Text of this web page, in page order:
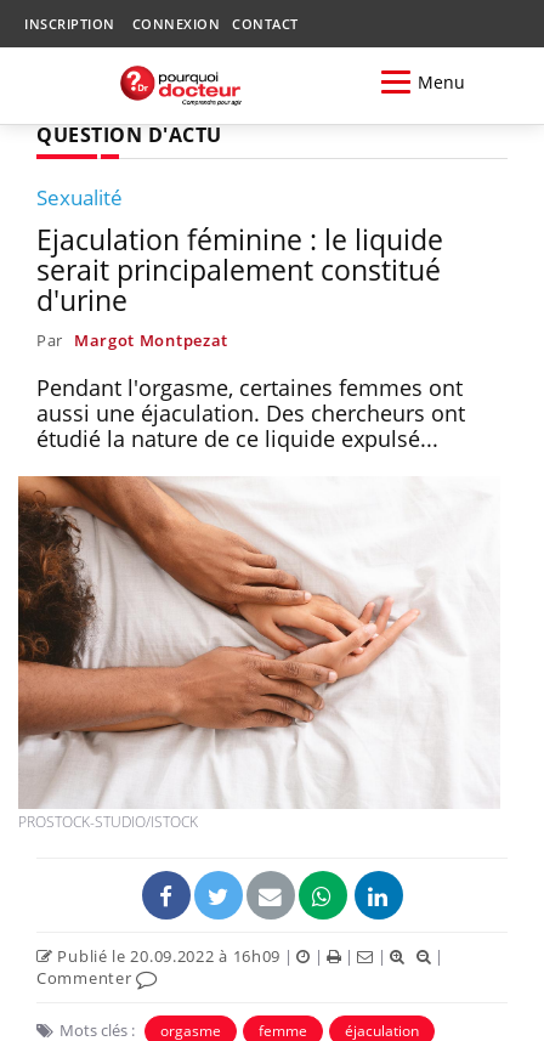
INSCRIPTION CONNEXION CONTACT
Menu
QUESTION D'ACTU
Sexualité
Ejaculation féminine : le liquide
serait principalement constitué
d'urine
Par Margot Montpezat
Pendant l'orgasme, certaines femmes ont
aussi une éjaculation. Des chercheurs ont
étudié la nature de ce liquide expulsé...
PROSTOCK-STUDIO/ISTOCK
Publié le 20.09.2022 à 16h09 | | | |
|
Commenter
Mots clés : orgasme femme éjaculation